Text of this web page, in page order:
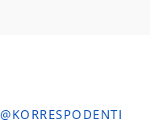
@KORRESPODENTI